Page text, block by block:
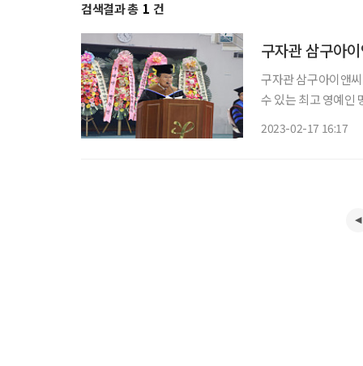
검색결과 총 1 건
구자관 삼구아
구자관 삼구아이앤
수 있는 최고 영예인 명예 경영학박
2023-02-17 16:17